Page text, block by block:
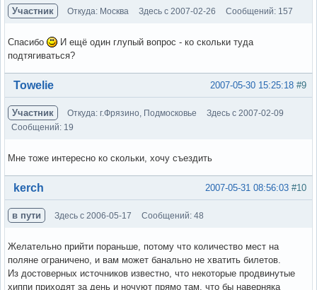
Участник Откуда: Москва Здесь с 2007-02-26 Сообщений: 157
Спасибо
И ещё один глупый вопрос - ко скольки туда
подтягиваться?
Вне форума #9
2007-05-30 15:25:18
Towelie
Участник Откуда: г.Фрязино, Подмосковье
Здесь с 2007-02-09
Сообщений: 19
Мне тоже интересно ко скольки, хочу съездить
Вне форума #10
2007-05-31 08:56:03
kerch
в пути Здесь с 2006-05-17 Сообщений: 48
Желательно прийти пораньше, потому что количество мест на
поляне ограничено, и вам может банально не хватить билетов.
Из достоверных источников известно, что некоторые продвинутые
хиппи приходят за день и ночуют прямо там, что бы наверняка